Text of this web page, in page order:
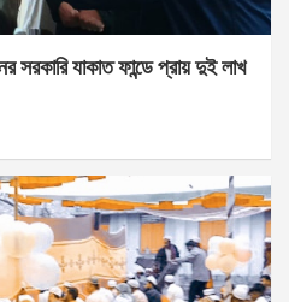
সরকারি যাকাত ফান্ডে প্রায় দুই লাখ